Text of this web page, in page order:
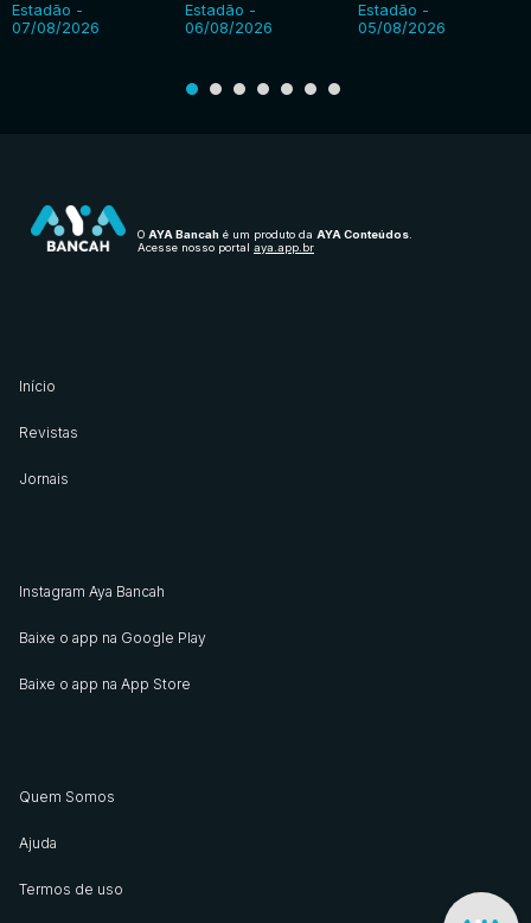
Estadão -
07/08/2026
Estadão -
06/08/2026
Estadão -
05/08/2026
O AYA Bancah é um produto da AYA Conteúdos.
Acesse nosso portal aya.app.br
Início
Revistas
Jornais
Instagram Aya Bancah
Baixe o app na Google Play
Baixe o app na App Store
Quem Somos
Ajuda
Termos de uso